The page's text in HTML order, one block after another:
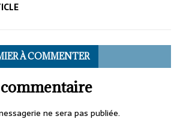
À COMMENTER
ne sera pas publiée.